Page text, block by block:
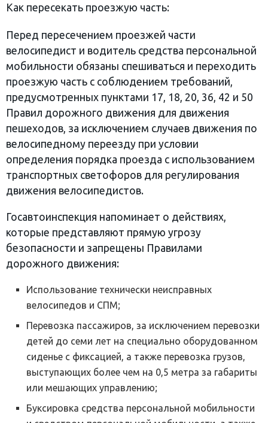
Как пересекать проезжую часть:
Перед пересечением проезжей части
велосипедист и водитель средства персональной
мобильности обязаны спешиваться и переходить
проезжую часть с соблюдением требований,
предусмотренных пунктами 17, 18, 20, 36, 42 и 50
Правил дорожного движения для движения
пешеходов, за исключением случаев движения по
велосипедному переезду при условии
определения порядка проезда с использованием
транспортных светофоров для регулирования
движения велосипедистов.
Госавтоинспекция напоминает о действиях,
которые представляют прямую угрозу
безопасности и запрещены Правилами
дорожного движения:
Использование технически неисправных
велосипедов и СПМ;
Перевозка пассажиров, за исключением перевозки
детей до семи лет на специально оборудованном
сиденье с фиксацией, а также перевозка грузов,
выступающих более чем на 0,5 метра за габариты
или мешающих управлению;
Буксировка средства персональной мобильности